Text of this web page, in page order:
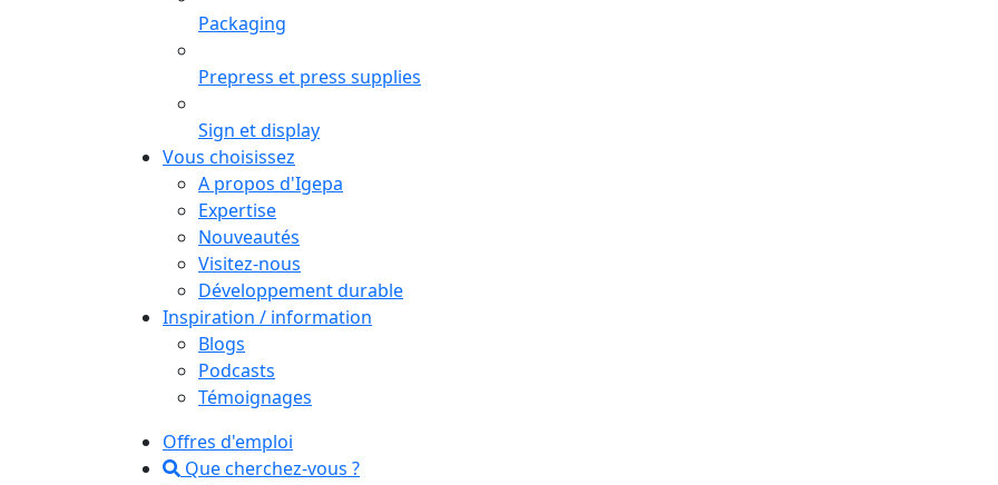
Packaging
Prepress et press supplies
Sign et display
Vous choisissez
A propos d'Igepa
Expertise
Nouveautés
Visitez-nous
Développement durable
Inspiration / information
Blogs
Podcasts
Témoignages
Offres d'emploi
Que cherchez-vous ?